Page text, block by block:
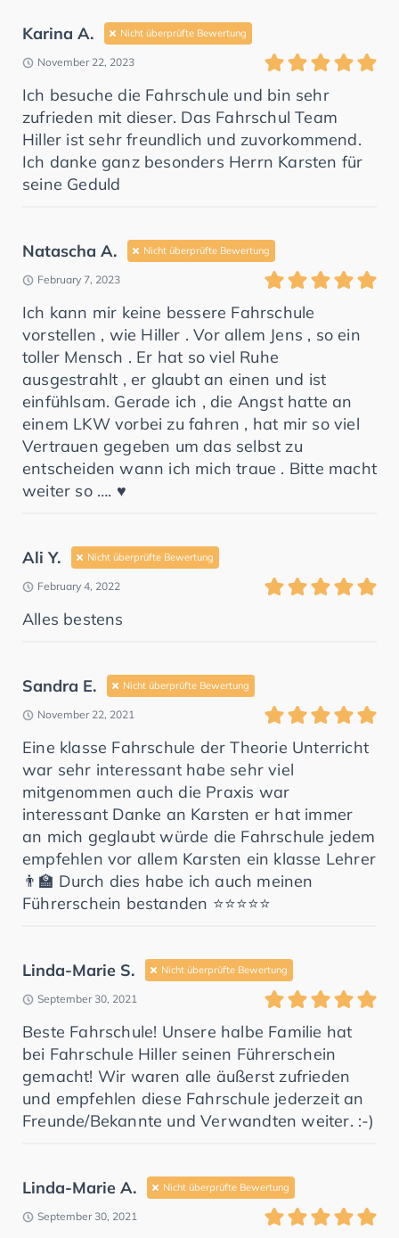
Karina A. Nicht überprüfte Bewertung
November 22, 2023
Ich besuche die Fahrschule und bin sehr
zufrieden mit dieser. Das Fahrschul Team
Hiller ist sehr freundlich und zuvorkommend.
Ich danke ganz besonders Herrn Karsten für
seine Geduld
Natascha A. Nicht überprüfte Bewertung
February 7, 2023
Ich kann mir keine bessere Fahrschule
vorstellen , wie Hiller . Vor allem Jens , so ein
toller Mensch . Er hat so viel Ruhe
ausgestrahlt , er glaubt an einen und ist
einfühlsam. Gerade ich , die Angst hatte an
einem LKW vorbei zu fahren , hat mir so viel
Vertrauen gegeben um das selbst zu
entscheiden wann ich mich traue . Bitte macht
weiter so …. ♥️
Ali Y. Nicht überprüfte Bewertung
February 4, 2022
Alles bestens
Sandra E. Nicht überprüfte Bewertung
November 22, 2021
Eine klasse Fahrschule der Theorie Unterricht
war sehr interessant habe sehr viel
mitgenommen auch die Praxis war
interessant Danke an Karsten er hat immer
an mich geglaubt würde die Fahrschule jedem
empfehlen vor allem Karsten ein klasse Lehrer
👨‍🏫 Durch dies habe ich auch meinen
Führerschein bestanden ⭐️⭐️⭐️⭐️⭐️
Linda-Marie S. Nicht überprüfte Bewertung
September 30, 2021
Beste Fahrschule! Unsere halbe Familie hat
bei Fahrschule Hiller seinen Führerschein
gemacht! Wir waren alle äußerst zufrieden
und empfehlen diese Fahrschule jederzeit an
Freunde/Bekannte und Verwandten weiter. :-)
Linda-Marie A. Nicht überprüfte Bewertung
September 30, 2021